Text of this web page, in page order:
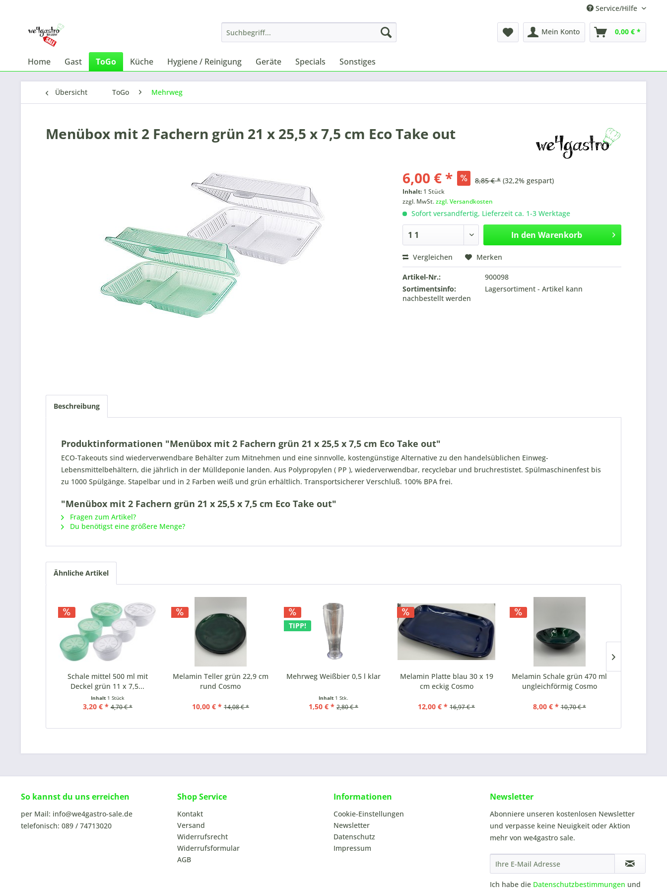
Service/Hilfe
Mein Konto 0,00 € *
Home Gast ToGo Küche Hygiene / Reinigung Geräte Specials Sonstiges
Übersicht ToGo Mehrweg
Menübox mit 2 Fachern grün 21 x 25,5 x 7,5 cm Eco Take out
6,00 € * 8,85 € * (32,2% gespart)
Inhalt: 1 Stück
zzgl. MwSt.zzgl. Versandkosten
Sofort versandfertig, Lieferzeit ca. 1-3 Werktage
In den Warenkorb
Vergleichen Merken
Artikel-Nr.:
900098
Sortimentsinfo:
Lagersortiment - Artikel kann
nachbestellt werden
Beschreibung
Produktinformationen "Menübox mit 2 Fachern grün 21 x 25,5 x 7,5 cm Eco Take out"
ECO-Takeouts sind wiederverwendbare Behälter zum Mitnehmen und eine sinnvolle, kostengünstige Alternative zu den handelsüblichen Einweg-
Lebensmittelbehältern, die jährlich in der Mülldeponie landen. Aus Polypropylen ( PP ), wiederverwendbar, recyclebar und bruchrestistet. Spülmaschinenfest bis
zu 1000 Spülgänge. Stapelbar und in 2 Farben weiß und grün erhältlich. Transportsicherer Verschluß. 100% BPA frei.
"Menübox mit 2 Fachern grün 21 x 25,5 x 7,5 cm Eco Take out"
Fragen zum Artikel?
Du benötigst eine größere Menge?
Ähnliche Artikel
Schale mittel 500 ml mit
Deckel grün 11 x 7,5...
Inhalt 1 Stück
3,20 € * 4,70 € *
Melamin Teller grün 22,9 cm
rund Cosmo
10,00 € * 14,08 € *
TIPP!
Mehrweg Weißbier 0,5 l klar
Inhalt 1 Stk.
1,50 € * 2,80 € *
Melamin Platte blau 30 x 19
cm eckig Cosmo
12,00 € * 16,97 € *
Melamin Schale grün 470 ml
ungleichförmig Cosmo
8,00 € * 10,70 € *
So kannst du uns erreichen
per Mail: info@we4gastro-sale.de
telefonisch: 089 / 74713020
Shop Service
Kontakt
Versand
Widerrufsrecht
Widerrufsformular
AGB
Informationen
Cookie-Einstellungen
Newsletter
Datenschutz
Impressum
Newsletter
Abonniere unseren kostenlosen Newsletter
und verpasse keine Neuigkeit oder Aktion
mehr von we4gastro sale.
Ich habe die Datenschutzbestimmungen und